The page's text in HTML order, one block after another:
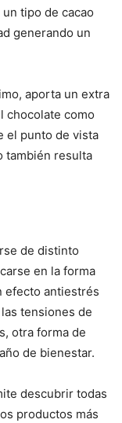
tipo de cacao
generando un
aporta un extra
chocolate como
el punto de vista
también resulta
de distinto
en la forma
efecto antiestrés
tensiones de
otra forma de
de bienestar.
descubrir todas
productos más